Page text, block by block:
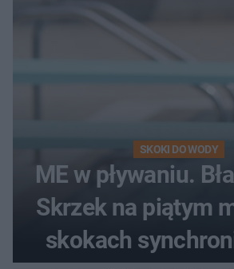
SKOKI DO WODY
ME w pływaniu.
Skrzek na piątym
skokach